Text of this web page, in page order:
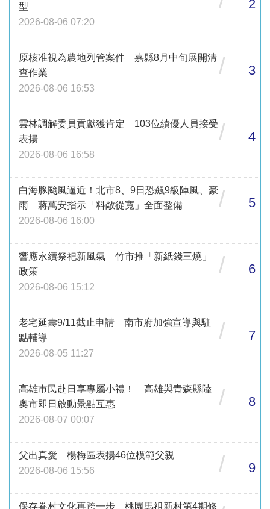
型
2026-08-06 07:20
2
原核准視為農地列管案件 嘉縣8月中旬展開清
查作業
2026-08-06 16:53
/ 3
雲林調解委員貢獻獲肯定 103位績優人員接受
表揚
2026-08-06 16:58
/ 4
白海豚颱風逼近！北市8、9日恐飆9級陣風、豪
雨 蔣萬安指示「料敵從寬」全面整備
2026-08-06 16:00
/ 5
響應永續祭祀新風氣 竹市推「新紙錢三燒」
政策
2026-08-06 15:12
/ 6
老宅延壽9/11截止申請 南市府加強宣導與駐
點輔導
2026-08-05 11:27
/ 7
高雄市民赴日享專屬小禮！ 高雄與青森縣陸
奧市即日啟動景點互惠
2026-08-07 00:07
/ 8
父出真愛 楊梅區表揚46位模範父親
2026-08-06 15:56
/ 9
保存眷村文化再跨一步 桃園馬祖新村第4期修